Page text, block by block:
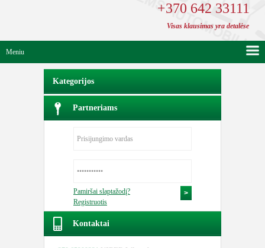
+370 642 33111
Visas klausimas yra detalėse
Meniu
Kategorijos
Partneriams
Pamiršai slaptažodį?
Registruotis
Kontaktai